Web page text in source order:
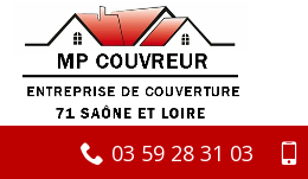
03 59 28 31 03